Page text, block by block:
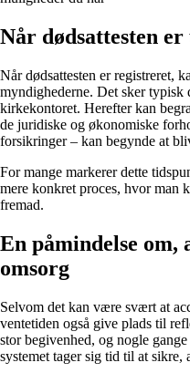
Når dødsattesten er
Når dødsattesten er registreret,
myndighederne. Det sker typisk
kirkekontoret. Herefter kan
de juridiske og økonomiske
forsikringer – kan begynde at
For mange markerer dette
mere konkret proces, hvor man
fremad.
En påmindelse om,
omsorg
Selvom det kan være svært at
ventetiden også give plads til
stor begivenhed, og nogle
systemet tager sig tid til at